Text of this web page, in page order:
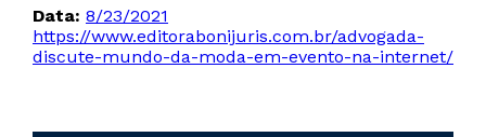
Data: 8/23/2021
https://www.editorabonijuris.com.br/advogada-
discute-mundo-da-moda-em-evento-na-internet/